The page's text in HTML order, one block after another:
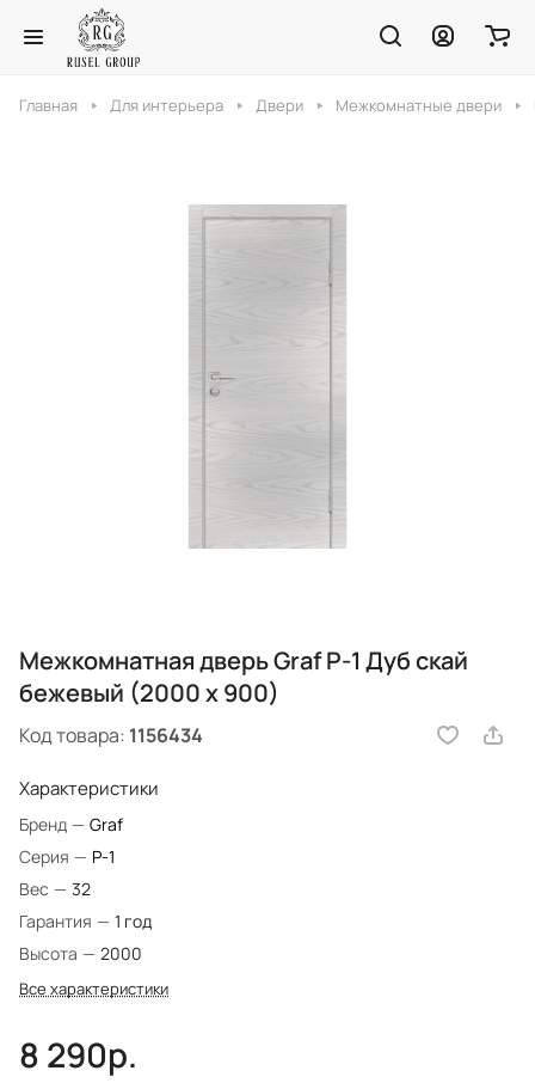
Главная Для интерьера Двери Межкомнатные двери
Межкомнатная дверь Graf P-1 Дуб скай
бежевый (2000 х 900)
Код товара: 1156434
Характеристики
Бренд — Graf
Серия — P-1
Вес — 32
Гарантия — 1 год
Высота — 2000
Все характеристики
8 290р.